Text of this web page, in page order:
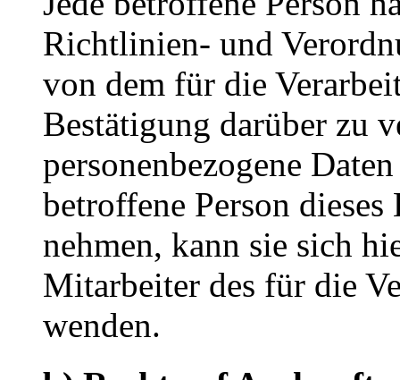
Richtlinien- und
von dem für die
Bestätigung darüber zu
personenbezogene
betroffene Person
nehmen, kann sie sich
Mitarbeiter des für die
wenden.